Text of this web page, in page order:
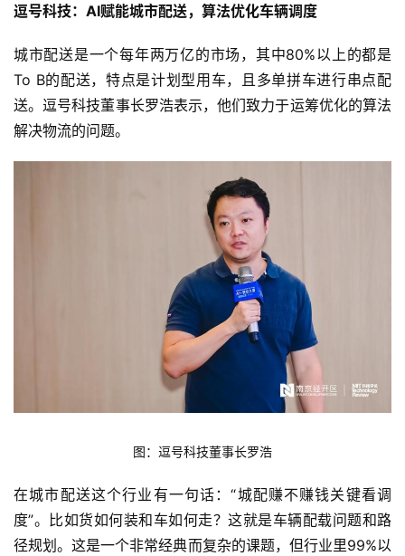
逗号科技：AI赋能城市配送，算法优化车辆调度
城市配送是一个每年两万亿的市场，其中80%以上的都是
To B的配送，特点是计划型用车，且多单拼车进行串点配
送。逗号科技董事长罗浩表示，他们致力于运筹优化的算法
解决物流的问题。
图：逗号科技董事长罗浩
在城市配送这个行业有一句话：“城配赚不赚钱关键看调
度”。比如货如何装和车如何走？这就是车辆配载问题和路
径规划。这是一个非常经典而复杂的课题，但行业里99%以